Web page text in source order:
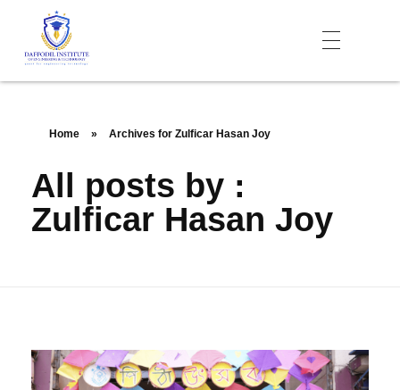
Daffodil Institute of Engineering Technology (DIET)
Home » Archives for Zulficar Hasan Joy
All posts by :
Zulficar Hasan Joy